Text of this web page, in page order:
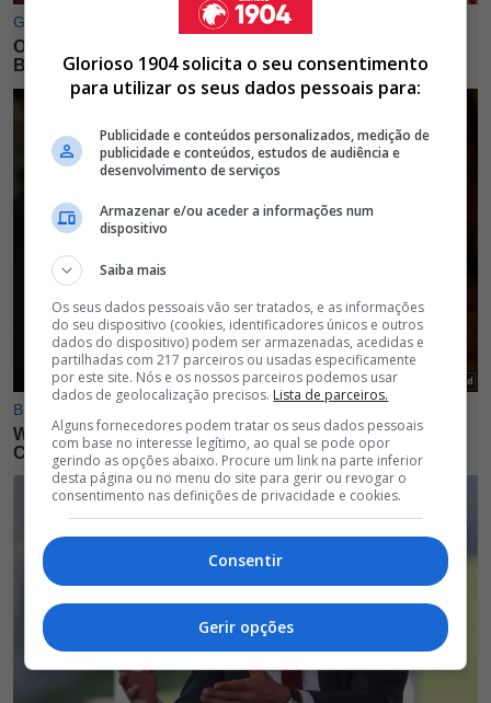
Glorioso 1904 solicita o seu consentimento
para utilizar os seus dados pessoais para:
Publicidade e conteúdos personalizados, medição de
publicidade e conteúdos, estudos de audiência e
desenvolvimento de serviços
Armazenar e/ou aceder a informações num
dispositivo
Saiba mais
Os seus dados pessoais vão ser tratados, e as informações
do seu dispositivo (cookies, identificadores únicos e outros
dados do dispositivo) podem ser armazenadas, acedidas e
partilhadas com 217 parceiros ou usadas especificamente
por este site. Nós e os nossos parceiros podemos usar
dados de geolocalização precisos. Lista de parceiros.
Alguns fornecedores podem tratar os seus dados pessoais
com base no interesse legítimo, ao qual se pode opor
gerindo as opções abaixo. Procure um link na parte inferior
desta página ou no menu do site para gerir ou revogar o
consentimento nas definições de privacidade e cookies.
Consentir
Gerir opções